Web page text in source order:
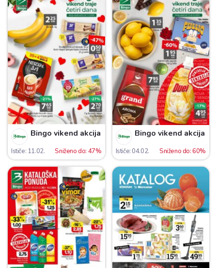
Bingo vikend akcija
Ističe: 11.02. Sniženo do: 47%
Bingo vikend akcija
Ističe: 04.02. Sniženo do: 60%